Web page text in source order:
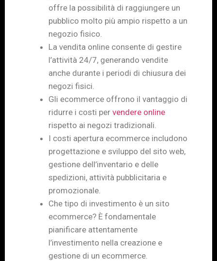
offre la possibilità di raggiungere un
pubblico molto più ampio rispetto a un
negozio fisico.
La vendita online consente di gestire
l’attività 24/7, generando vendite
anche durante i periodi di chiusura dei
negozi fisici.
Gli ecommerce offrono il vantaggio di
ridurre i costi per vendere online
rispetto ai negozi tradizionali.
I costi apertura ecommerce includono
progettazione e sviluppo del sito web,
gestione dell’inventario e delle
spedizioni, attività pubblicitaria e
promozionale.
Che tipo di investimento è un sito
ecommerce? È fondamentale
pianificare attentamente
l’investimento nella creazione e
gestione di un ecommerce.